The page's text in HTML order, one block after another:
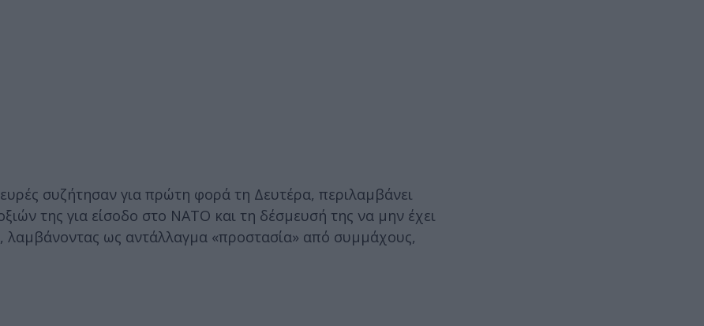
συζήτησαν για πρώτη φορά τη Δευτέρα, περιλαμβάνει
της για είσοδο στο ΝΑΤΟ και τη δέσμευσή της να μην έχει
λαμβάνοντας ως αντάλλαγμα «προστασία» από συμμάχους,